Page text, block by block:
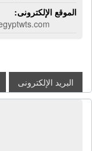
الموقع الإلكترونى:
البريد الإلكترونى